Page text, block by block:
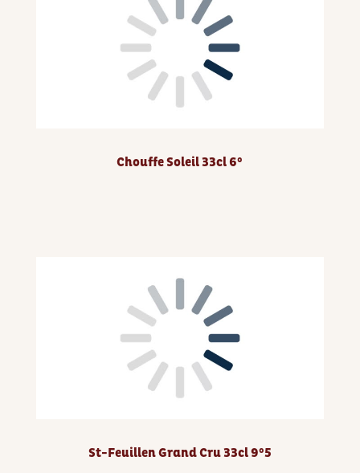
Chouffe Soleil 33cl 6°
St-Feuillen Grand Cru 33cl 9°5